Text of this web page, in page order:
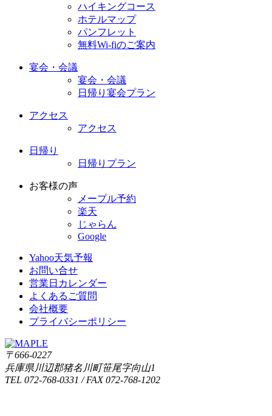
ハイキングコース
ホテルマップ
パンフレット
無料Wi-fiのご案内
宴会・会議
宴会・会議
日帰り宴会プラン
アクセス
アクセス
日帰り
日帰りプラン
お客様の声
メープル予約
楽天
じゃらん
Google
Yahoo天気予報
お問い合せ
営業日カレンダー
よくあるご質問
会社概要
プライバシーポリシー
〒666-0227
兵庫県川辺郡猪名川町笹尾字向山1
TEL 072-768-0331 / FAX 072-768-1202